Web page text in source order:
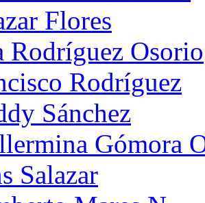
Flores
Rodríguez Osorio
Rodríguez
Sánchez
Gómora
Salazar